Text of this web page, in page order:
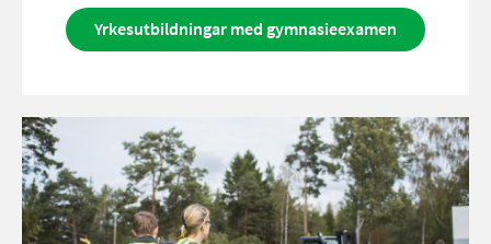
Yrkesutbildningar med gymnasieexamen